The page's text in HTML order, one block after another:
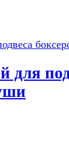
для